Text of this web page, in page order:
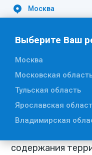
Москва
Выберите Ваш
Москва
Московская
Тульская область
Ярославская
Владимирская
Вернуться к списку
Москвы от 9
содержания